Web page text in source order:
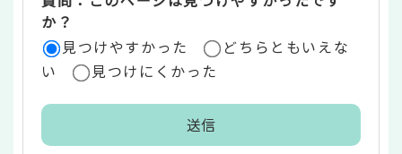
か？
見つけやすかった
どちらともいえな
い
見つけにくかった